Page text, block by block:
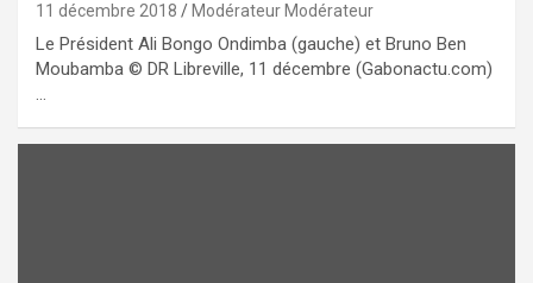
11 décembre 2018 Modérateur Modérateur
Le Président Ali Bongo Ondimba (gauche) et Bruno Ben
Moubamba © DR Libreville, 11 décembre (Gabonactu.com)
…